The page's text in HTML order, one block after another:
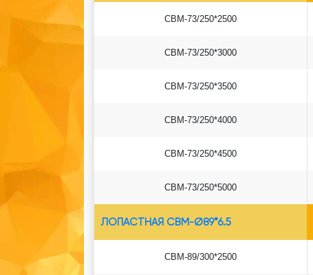
СВМ-73/250*2500
СВМ-73/250*3000
СВМ-73/250*3500
СВМ-73/250*4000
СВМ-73/250*4500
СВМ-73/250*5000
ЛОПАСТНАЯ СВМ-Ø89*6.5
СВМ-89/300*2500